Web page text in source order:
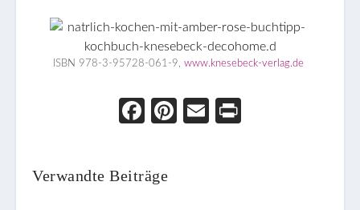
ISBN 978-3-95728-061-9, www.knesebeck-verlag.de
Face
Pint
Ema
Verwandte Beiträge